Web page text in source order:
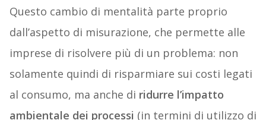
Questo cambio di mentalità parte proprio
dall’aspetto di misurazione, che permette alle
imprese di risolvere più di un problema: non
solamente quindi di risparmiare sui costi legati
al consumo, ma anche di ridurre l’impatto
ambientale dei processi (in termini di utilizzo di